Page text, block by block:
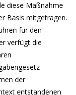
diese Maßnahme
Basis mitgetragen.
für den
verfügt die
der
entstandenen